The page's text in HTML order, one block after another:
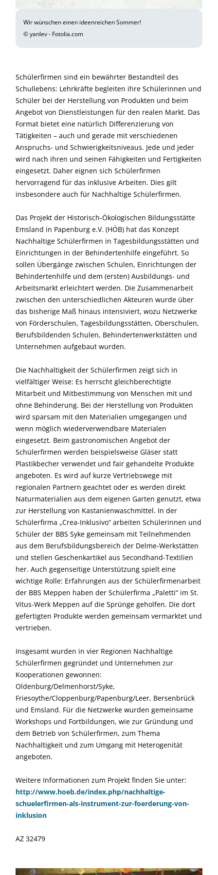
Wir wünschen einen ideenreichen Sommer!
© yanlev - Fotolia.com
Schülerfirmen sind ein bewährter Bestandteil des
Schullebens: Lehrkräfte begleiten ihre Schülerinnen und
Schüler bei der Herstellung von Produkten und beim
Angebot von Dienstleistungen für den realen Markt. Das
Format bietet eine natürlich Differenzierung von
Tätigkeiten – auch und gerade mit verschiedenen
Anspruchs- und Schwierigkeitsniveaus. Jede und jeder
wird nach ihren und seinen Fähigkeiten und Fertigkeiten
eingesetzt. Daher eignen sich Schülerfirmen
hervorragend für das inklusive Arbeiten. Dies gilt
insbesondere auch für Nachhaltige Schülerfirmen.
Das Projekt der Historisch-Ökologischen Bildungsstätte
Emsland in Papenburg e.V. (HÖB) hat das Konzept
Nachhaltige Schülerfirmen in Tagesbildungsstätten und
Einrichtungen in der Behindertenhilfe eingeführt. So
sollen Übergänge zwischen Schulen, Einrichtungen der
Behindertenhilfe und dem (ersten) Ausbildungs- und
Arbeitsmarkt erleichtert werden. Die Zusammenarbeit
zwischen den unterschiedlichen Akteuren wurde über
das bisherige Maß hinaus intensiviert, wozu Netzwerke
von Förderschulen, Tagesbildungsstätten, Oberschulen,
Berufsbildenden Schulen, Behindertenwerkstätten und
Unternehmen aufgebaut wurden.
Die Nachhaltigkeit der Schülerfirmen zeigt sich in
vielfältiger Weise: Es herrscht gleichberechtigte
Mitarbeit und Mitbestimmung von Menschen mit und
ohne Behinderung. Bei der Herstellung von Produkten
wird sparsam mit den Materialien umgegangen und
wenn möglich wiederverwendbare Materialen
eingesetzt. Beim gastronomischen Angebot der
Schülerfirmen werden beispielsweise Gläser statt
Plastikbecher verwendet und fair gehandelte Produkte
angeboten. Es wird auf kurze Vertriebswege mit
regionalen Partnern geachtet oder es werden direkt
Naturmaterialien aus dem eigenen Garten genutzt, etwa
zur Herstellung von Kastanienwaschmittel. In der
Schülerfirma „Crea-Inklusivo“ arbeiten Schülerinnen und
Schüler der BBS Syke gemeinsam mit Teilnehmenden
aus dem Berufsbildungsbereich der Delme-Werkstätten
und stellen Geschenkartikel aus Secondhand-Textilien
her. Auch gegenseitige Unterstützung spielt eine
wichtige Rolle: Erfahrungen aus der Schülerfirmenarbeit
der BBS Meppen haben der Schülerfirma „Paletti“ im St.
Vitus-Werk Meppen auf die Sprünge geholfen. Die dort
gefertigten Produkte werden gemeinsam vermarktet und
vertrieben.
Insgesamt wurden in vier Regionen Nachhaltige
Schülerfirmen gegründet und Unternehmen zur
Kooperationen gewonnen:
Oldenburg/Delmenhorst/Syke,
Friesoythe/Cloppenburg/Papenburg/Leer, Bersenbrück
und Emsland. Für die Netzwerke wurden gemeinsame
Workshops und Fortbildungen, wie zur Gründung und
dem Betrieb von Schülerfirmen, zum Thema
Nachhaltigkeit und zum Umgang mit Heterogenität
angeboten.
Weitere Informationen zum Projekt finden Sie unter:
http://www.hoeb.de/index.php/nachhaltige-
schuelerfirmen-als-instrument-zur-foerderung-von-
inklusion
AZ 32479